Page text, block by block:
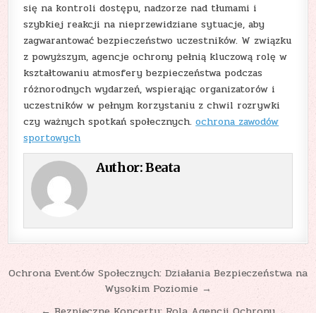
się na kontroli dostępu, nadzorze nad tłumami i
szybkiej reakcji na nieprzewidziane sytuacje, aby
zagwarantować bezpieczeństwo uczestników. W związku
z powyższym, agencje ochrony pełnią kluczową rolę w
kształtowaniu atmosfery bezpieczeństwa podczas
różnorodnych wydarzeń, wspierając organizatorów i
uczestników w pełnym korzystaniu z chwil rozrywki
czy ważnych spotkań społecznych.ochrona zawodów
sportowych
Author:Beata
Nawigacja
Ochrona Eventów Społecznych: Działania Bezpieczeństwa na
Wysokim Poziomie →